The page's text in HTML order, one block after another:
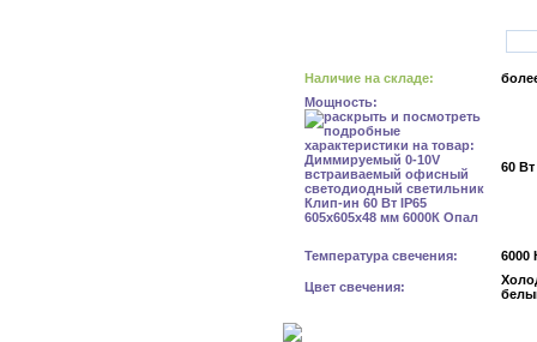
Наличие на складе:
Мощность:
60 Вт
Температура свечения: 6000
Цвет свечения: